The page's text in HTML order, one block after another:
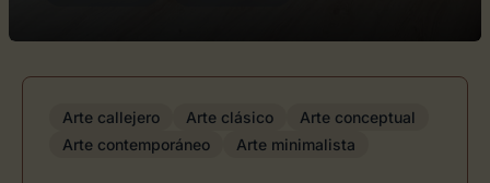
Arte callejero Arte clásico
Arte conceptual
Arte contemporáneo
Arte minimalista